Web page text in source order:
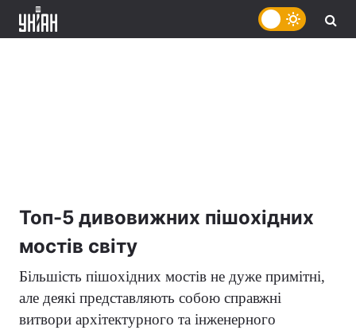
Топ-5 дивовижних пішохідних
мостів світу
Більшість пішохідних мостів не дуже примітні,
але деякі представляють собою справжні
витвори архітектурного та інженерного